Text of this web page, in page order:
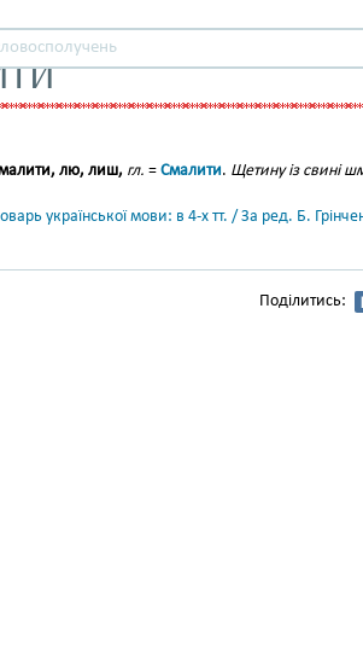
лю, лиш, гл. = Смалити. Щетину із свині
української мови: в 4-х тт. / За ред. Б.
Поділитись: